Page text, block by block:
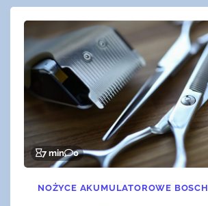
7 min 0
NOŻYCE AKUMULATOROWE BOSCH